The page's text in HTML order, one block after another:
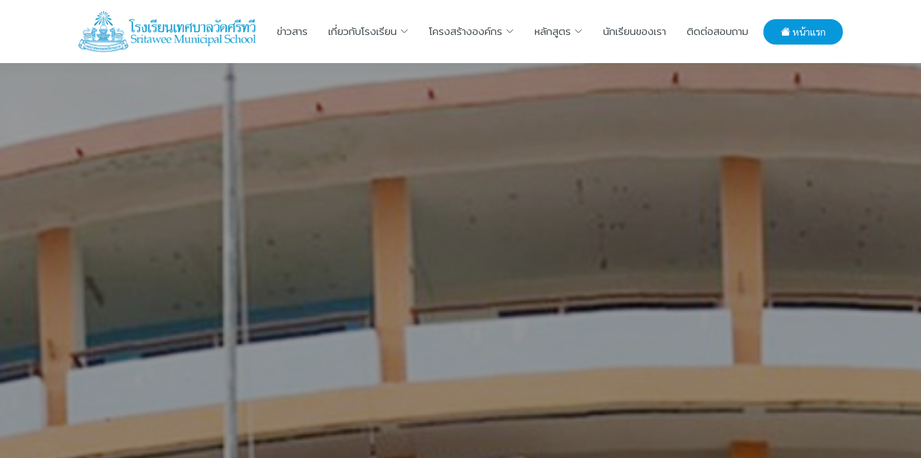
ข่าวสาร เกี่ยวกับโรงเรียน โครงสร้างองค์กร หลักสูตร นักเรียนของเรา ติดต่อสอบถาม หน้าแรก